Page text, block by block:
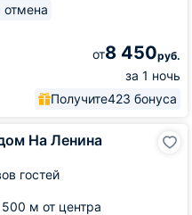
отмена
от8 450руб.
за 1 ночь
Получите423 бонуса
На Ленина
гостей
500 м от центра